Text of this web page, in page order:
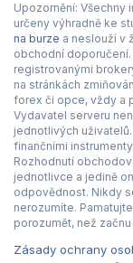
Upozornění: Všechny
určeny výhradně ke
na burze a neslouží v
obchodní
registrovanými
na stránkách
forex či opce, vždy a
Vydavatel serveru
jednotlivých
finančními
Rozhodnutí
jednotlivce a jedině
odpovědnost. Nikdy
nerozumíte.
porozumět, než
Zásady ochrany